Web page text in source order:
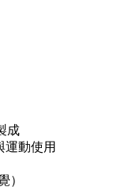
成
運動使用
）